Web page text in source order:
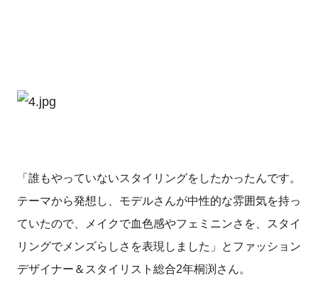
「誰もやっていないスタイリングをしたかったんです。
テーマから発想し、モデルさんが中性的な雰囲気を持っ
ていたので、メイクで血色感やフェミニンさを、スタイ
リングでメンズらしさを表現しました」とファッション
デザイナー＆スタイリスト総合2年桐渕さん。